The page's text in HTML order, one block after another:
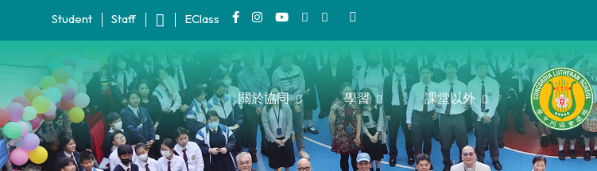
Student Staff EClass
關於協同 學習 課堂以外